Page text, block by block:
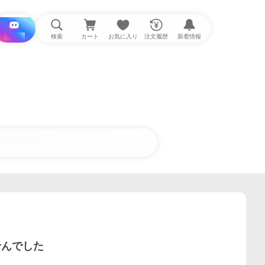
i と探す 検索 カート お気に入り 注文履歴 新着情報
でした